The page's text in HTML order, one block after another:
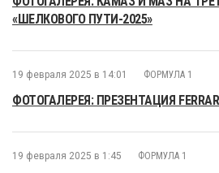
«ШЕЛКОВОГО ПУТИ-2025»
19 февраля 2025 в 14:01 ФОРМУЛА 1
ФОТОГАЛЕРЕЯ: ПРЕЗЕНТАЦИЯ
19 февраля 2025 в 1:45 ФОРМУЛА 1